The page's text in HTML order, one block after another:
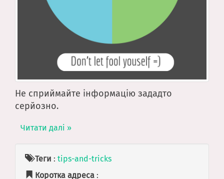
Не сприймайте інформацію зададто
серйозно.
Читати далі »
Теги : tips-and-tricks
Коротка адреса :